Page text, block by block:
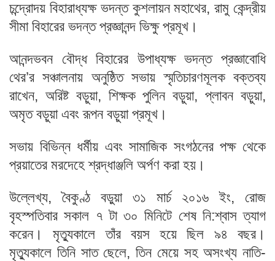
চন্দ্রোদয় বিহারাধ্যক্ষ ভদন্ত কুশলায়ন মহাথের, রামু কেন্দ্রীয়
সীমা বিহারের ভদন্ত প্রজ্ঞানন্দ ভিক্ষু প্রমূখ।
আনন্দভবন বৌদ্ধ বিহারের উপাধ্যক্ষ ভদন্ত প্রজ্ঞাবোধি
থের’র সঞ্চালনায় অনুষ্ঠিত সভায় স্মৃতিচারণমূলক বক্তব্য
রাখেন, অরিষ্ট বড়ুয়া, শিক্ষক পুলিন বড়ুয়া, প্লাবন বড়ুয়া,
অমৃত বড়ুয়া এবং রূপন বড়ুয়া প্রমূখ।
সভায় বিভিন্ন ধর্মীয় এবং সামাজিক সংগঠনের পক্ষ থেকে
প্রয়াতের মরদেহে শ্রদ্ধাঞ্জলি অর্পণ করা হয়।
উল্লেখ্য, বৈকুণ্ঠ বড়ুয়া ৩১ মার্চ ২০১৬ ইং, রোজ
বৃহস্পতিবার সকাল ৭ টা ৩০ মিনিটে শেষ নি:শ্বাস ত্যাগ
করেন। মৃত্যুকালে তাঁর বয়স হয়ে ছিল ৯৪ বছর।
মৃত্যুকালে তিনি সাত ছেলে, তিন মেয়ে সহ অসংখ্য নাতি-